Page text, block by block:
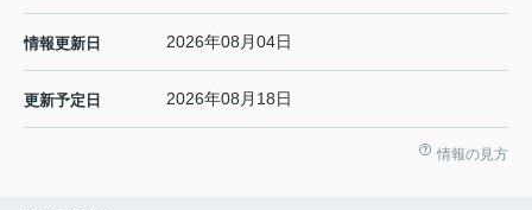
情報更新日 2026年08月04日
更新予定日 2026年08月18日
情報の見方